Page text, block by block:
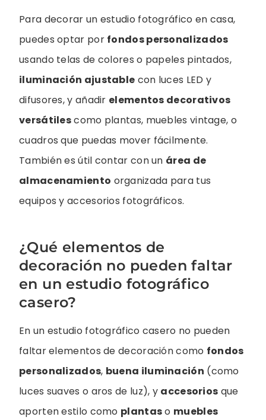
Para decorar un estudio fotográfico en casa,
puedes optar por fondos personalizados
usando telas de colores o papeles pintados,
iluminación ajustable con luces LED y
difusores, y añadir elementos decorativos
versátilescomo plantas, muebles vintage, o
cuadros que puedas mover fácilmente.
También es útil contar con un área de
almacenamiento organizada para tus
equipos y accesorios fotográficos.
¿Qué elementos de
decoración no pueden faltar
en un estudio fotográfico
casero?
En un estudio fotográfico casero no pueden
faltar elementos de decoración como fondos
personalizados, buena iluminación (como
luces suaves o aros de luz), y accesorios que
aporten estilo como plantaso muebles